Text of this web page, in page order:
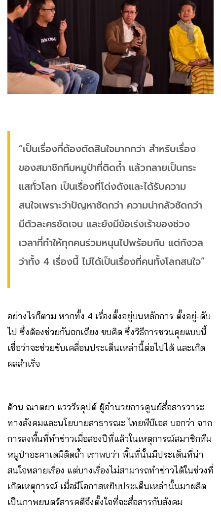
“เป็นเรื่องที่ต้องตัดสินใจมากกว่า สำหรับเรื่อง
ของสมาชิกทีมหมูป่าที่ติดถ้ำ แล้วกลายเป็นกระ
แสทั่วโลก เป็นเรื่องที่โด่งดังและได้รับความ
สนใจเพราะว่าปัญหาชัดกว่า ความน่ากลัวชัดกว่า
มีตัวละครชัดเจน และยังมีข้อเร่งเร้าของช่วง
เวลาที่ทำให้ทุกคนร่วมหนุนไปพร้อมกัน แต่กังวล
ว่าทั้ง 4 เรื่องนี้ ไม่ได้เป็นเรื่องที่คนทั้งโลกสนใจ”
อย่างไรก็ตาม หากทั้ง 4 เรื่องตั้งอยู่บนหลักการ ตั้งอยู่-ดับ
ไป ซึ่งต้องช่วยกันถกเถียง ขบคิด ซึ่งวิธีการชวนคุยแบบนี้
เชื่อว่าจะช่วยขับเคลื่อนประเด็นเหล่านี้ต่อไปได้ และเกิด
ผลสำเร็จ
ด้าน ณาตยา แวววีรคุปต์ ผู้อำนวยการศูนย์สื่อสารวาระ
ทางสังคมและนโยบายสาธารณะ ไทยพีบีเอส บอกว่า จาก
การลงพื้นที่ทำข่าวเมื่อสองปีที่แล้วในเหตุการณ์สมาชิกทีม
หมูป่าอะคาเดมีติดถ้ำ เราพบว่า พื้นที่นั้นมีประเด็นที่น่า
สนใจหลายเรื่อง แต่บางเรื่องไม่สามารถทำข่าวได้ในช่วงที่
เกิดเหตุการณ์ เมื่อมีโอกาสหยิบประเด็นเหล่านั้นมาผลิต
เป็นภาพยนตร์สารคดีจึงตั้งใจที่จะสื่อสารกับสังคม